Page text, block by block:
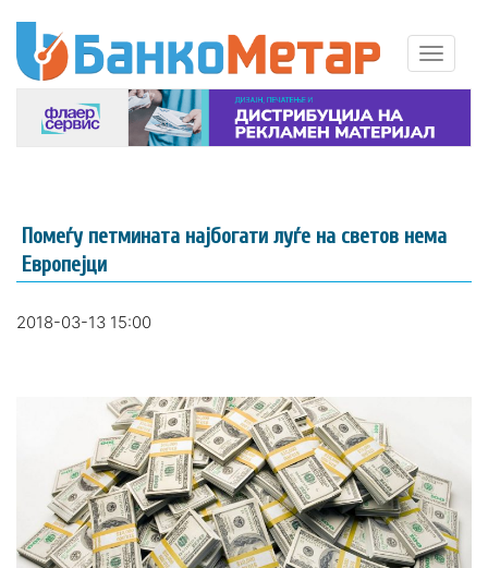
Помеѓу петмината најбогати луѓе на светов нема
Европејци
2018-03-13 15:00